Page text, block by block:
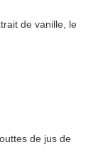
de vanille, le
de jus de